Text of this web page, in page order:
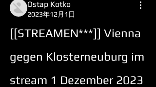
Ostap Kotko
2023年12月1日
[[STREAMEN***]] Vienna
gegen Klosterneuburg im
stream 1 Dezember 2023